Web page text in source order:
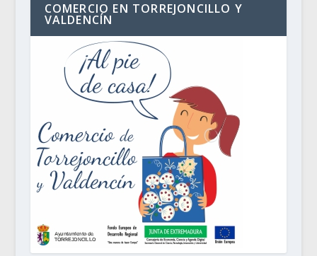
COMERCIO EN TORREJONCILLO Y
VALDENCÍN